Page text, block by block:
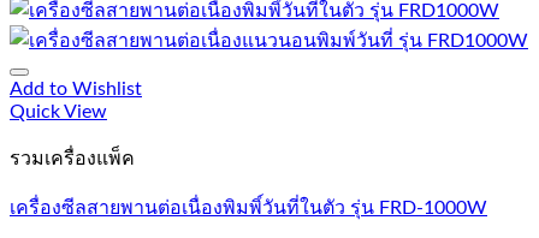
Add to Wishlist
Quick View
รวมเครื่องแพ็ค
เครื่องซีลสายพานต่อเนื่องพิมพิ์วันที่ในตัว รุ่น FRD-1000W